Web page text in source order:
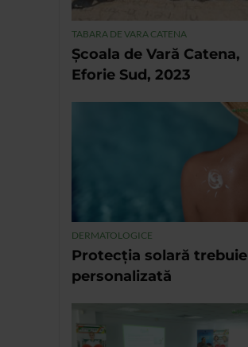
TABARA DE VARA CATENA
Școala de Vară Catena,
Eforie Sud, 2023
DERMATOLOGICE
Protecția solară trebuie
personalizată